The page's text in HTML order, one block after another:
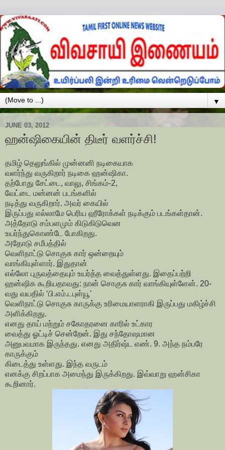
▼
JUNE 03, 2012
ஹன்ஷிகையின் திடீர் வளர்ச்சி!
தமிழ் தெலுங்கில் முன்னனி நடிகையாக
வளர்ந்து வருகிறார் நடிகை ஹன்ஷிகா.
தற்போது சேட்டை, வாலு, சிங்கம்-2,
வேட்டை மன்னன் படங்களில்
நடித்து வருகிறார். அவர் கையில்
இருப்பது எல்லாமே பெரிய ஹீரோக்கள் நடிக்கும் படங்கள்தான்.
அத்தோடு சம்பளமும் கிடுகிடுவென
உயர்ந்துகொண்டே போகிறது.
அதோடு சமீபத்தில்
வெளிநாட்டு சொகுசு கார் ஒன்றையும்
வாங்கியுள்ளார். இதுதான்
எல்லோ புருவத்தையும் உயர்த்த வைத்துள்ளது. இதைப்பற்றி
ஹன்ஷிக கூறியதாவது: நான் சொகுசு கார் வாங்கியுள்ளேன். 20-
வது வயதில் ‘பி.எம்.டபுள்யூ’
வெளிநாட்டு சொகுசு காருக்கு உரிமையாளராகி இருப்பது மகிழ்ச்சி
அளிக்கிறது.
எனது தாய் மற்றும் சகோதரனை காரில் உட்கார
வைத்து ஓட்டிச் சென்றேன். இது சந்தோஷமான
அனுபவமாக இருந்தது. எனது அதிர்ஷ்ட எண். 9. அந்த நம்பரே
காருக்கும்
கிடைத்து உள்ளது. இந்த வருடம்
எனக்கு சிறப்பாக அமைந்து இருக்கிறது. இவ்வாறு ஹன்சிகா
கூறினார்.